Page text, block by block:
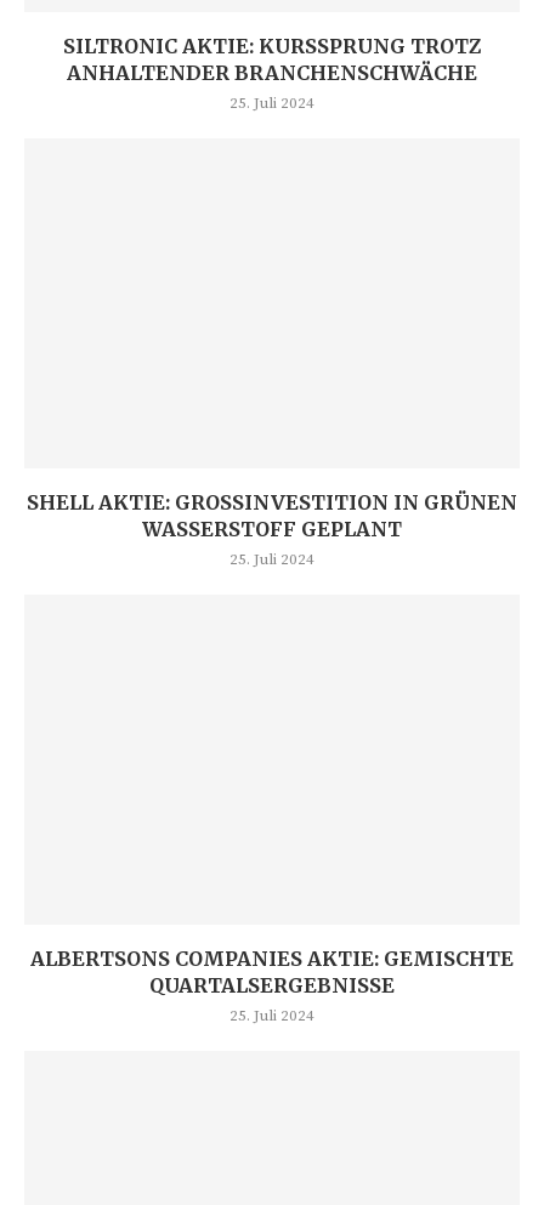
SILTRONIC AKTIE: KURSSPRUNG TROTZ
ANHALTENDER BRANCHENSCHWÄCHE
25. Juli 2024
SHELL AKTIE: GROSSINVESTITION IN GRÜNEN W
ASSERSTOFF GEPLANT
25. Juli 2024
ALBERTSONS COMPANIES AKTIE: GEMISCHTE
QUARTALSERGEBNISSE
25. Juli 2024